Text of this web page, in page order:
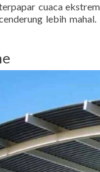
cuaca
lebih